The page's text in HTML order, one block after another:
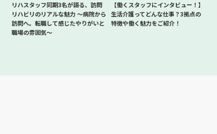
リハスタッフ同期3名が語る、訪問
リハビリのリアルな魅力 〜病院から
訪問へ。転職して感じたやりがいと
職場の雰囲気〜
【働くスタッフにインタビュー！】
生活介護ってどんな仕事？3拠点の
特徴や働く魅力をご紹介！